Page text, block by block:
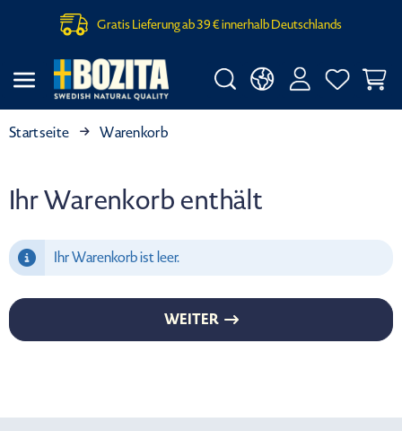
Gratis Lieferung ab 39 € innerhalb Deutschlands
Startseite Warenkorb
Ihr Warenkorb enthält
Ihr Warenkorb ist leer.
WEITER